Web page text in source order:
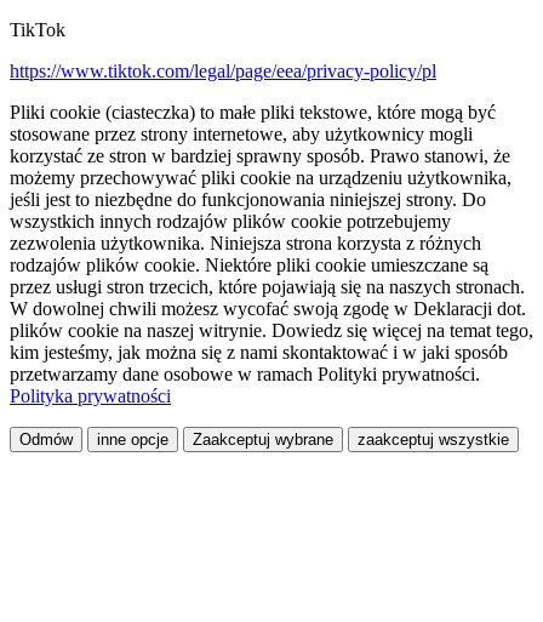
TikTok
https://www.tiktok.com/legal/page/eea/privacy-policy/pl
Pliki cookie (ciasteczka) to małe pliki tekstowe, które mogą być
stosowane przez strony internetowe, aby użytkownicy mogli
korzystać ze stron w bardziej sprawny sposób. Prawo stanowi, że
możemy przechowywać pliki cookie na urządzeniu użytkownika,
jeśli jest to niezbędne do funkcjonowania niniejszej strony. Do
wszystkich innych rodzajów plików cookie potrzebujemy
zezwolenia użytkownika. Niniejsza strona korzysta z różnych
rodzajów plików cookie. Niektóre pliki cookie umieszczane są
przez usługi stron trzecich, które pojawiają się na naszych stronach.
W dowolnej chwili możesz wycofać swoją zgodę w Deklaracji dot.
plików cookie na naszej witrynie. Dowiedz się więcej na temat tego,
kim jesteśmy, jak można się z nami skontaktować i w jaki sposób
przetwarzamy dane osobowe w ramach Polityki prywatności.
Polityka prywatności
Odmów inne opcje Zaakceptuj wybrane zaakceptuj wszystkie